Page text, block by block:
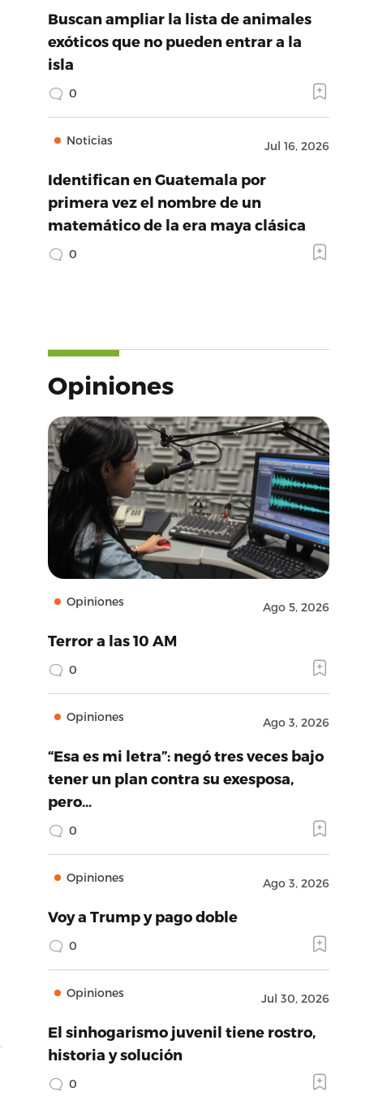
Buscan ampliar la lista de animales
exóticos que no pueden entrar a la
isla
0
Noticias Jul 16, 2026
Identifican en Guatemala por
primera vez el nombre de un
matemático de la era maya clásica
0
Opiniones
Opiniones Ago 5, 2026
Terror a las 10 AM
0
Opiniones Ago 3, 2026
“Esa es mi letra”: negó tres veces bajo
tener un plan contra su exesposa,
pero…
0
Opiniones Ago 3, 2026
Voy a Trump y pago doble
0
Opiniones Jul 30, 2026
El sinhogarismo juvenil tiene rostro,
historia y solución
0